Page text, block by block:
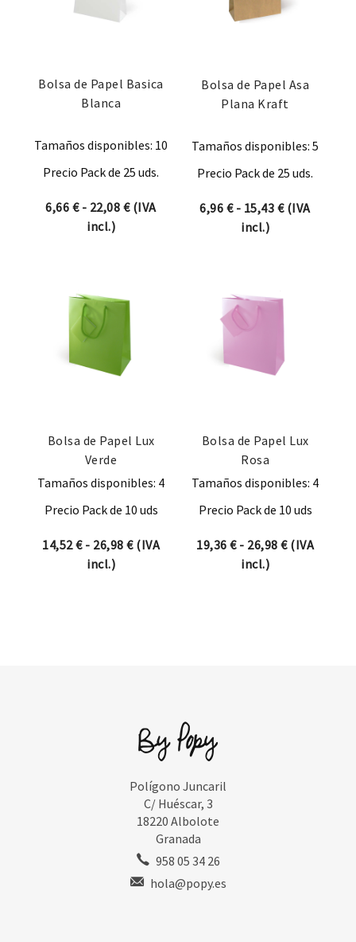
Bolsa de Papel Basica
Blanca
Tamaños disponibles: 10
Precio Pack de 25 uds.
6,66 € - 22,08 €Rango de precios: desde 6,66 € hasta
(IVA
incl.)
Bolsa de Papel Asa
Plana Kraft
Tamaños disponibles: 5
Precio Pack de 25 uds.
6,96 € - 15,43 €Rango de
(IVA
incl.)
Bolsa de Papel Lux
Verde
Tamaños disponibles: 4
Precio Pack de 10 uds
14,52€ - 26,98 €Rango de precios: desde 14,52 € hasta
(IVA
incl.)
Bolsa de Papel Lux
Rosa
Tamaños disponibles: 4
Precio Pack de 10 uds
19,36 € - 26,98 €Rango de
(IVA
incl.)
Polígono Juncaril
C/ Huéscar, 3
18220 Albolote
Granada
958 05 34 26
hola@popy.es